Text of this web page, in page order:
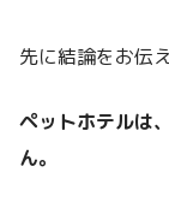
先に結論をお伝
ペットホテルは
ん。